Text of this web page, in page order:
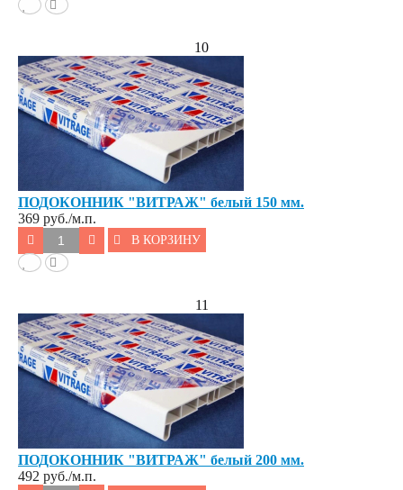
10
ПОДОКОННИК "ВИТРАЖ" белый 150 мм.
369 руб./м.п.
В КОРЗИНУ
11
ПОДОКОННИК "ВИТРАЖ" белый 200 мм.
492 руб./м.п.